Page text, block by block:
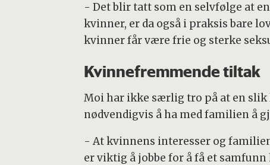
- Det blir tatt som en selvfølge at
kvinner, er da også i praksis bare
kvinner får være frie og sterke
Kvinnefremmende tiltak
Moi har ikke særlig tro på at en
nødvendigvis å ha med familien å
- At kvinnens interesser og
er viktig å jobbe for å få et samfunn